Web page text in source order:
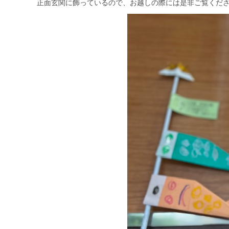
正面玄関に飾っているので、お越しの際には是非ご覧くだ